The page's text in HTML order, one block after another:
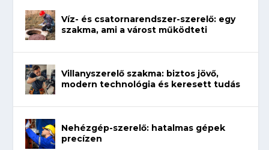
Víz- és csatornarendszer-szerelő: egy
szakma, ami a várost működteti
Villanyszerelő szakma: biztos jövő,
modern technológia és keresett tudás
Nehézgép-szerelő: hatalmas gépek
precízen